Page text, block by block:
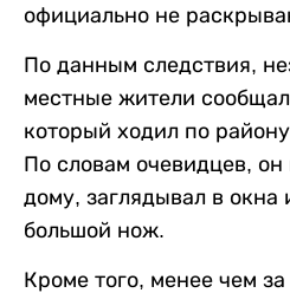
официально не
По данным следствия,
местные жители
который ходил по
По словам очевидцев,
дому, заглядывал в окна
большой нож.
Кроме того, менее чем